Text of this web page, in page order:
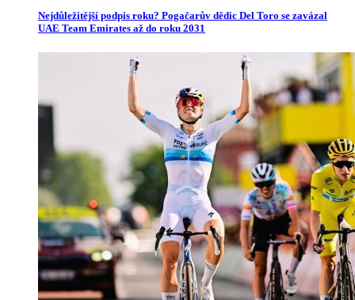
Nejdůležitější podpis roku? Pogačarův dědic Del Toro se zavázal
UAE Team Emirates až do roku 2031